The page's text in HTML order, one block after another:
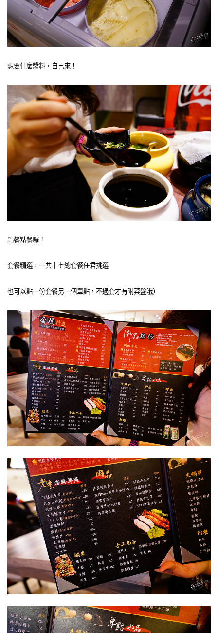
想要什麼醬料，自己來！
點餐點餐囉！
套餐精選，一共十七總套餐任君挑選
也可以點一份套餐另一個單點，不過套才有附菜盤哦）